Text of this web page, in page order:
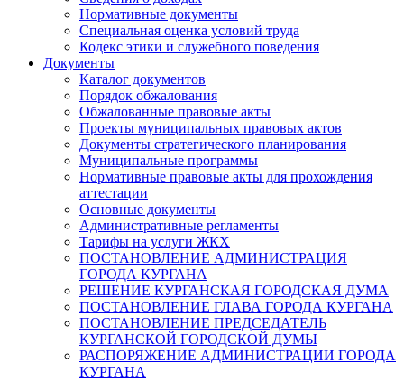
Нормативные документы
Специальная оценка условий труда
Кодекс этики и служебного поведения
Документы
Каталог документов
Порядок обжалования
Обжалованные правовые акты
Проекты муниципальных правовых актов
Документы стратегического планирования
Муниципальные программы
Нормативные правовые акты для прохождения
аттестации
Основные документы
Административные регламенты
Тарифы на услуги ЖКХ
ПОСТАНОВЛЕНИЕ АДМИНИСТРАЦИЯ
ГОРОДА КУРГАНА
РЕШЕНИЕ КУРГАНСКАЯ ГОРОДСКАЯ ДУМА
ПОСТАНОВЛЕНИЕ ГЛАВА ГОРОДА КУРГАНА
ПОСТАНОВЛЕНИЕ ПРЕДСЕДАТЕЛЬ
КУРГАНСКОЙ ГОРОДСКОЙ ДУМЫ
РАСПОРЯЖЕНИЕ АДМИНИСТРАЦИИ ГОРОДА
КУРГАНА